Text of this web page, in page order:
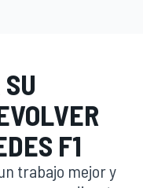
F1
trabajo mejor y